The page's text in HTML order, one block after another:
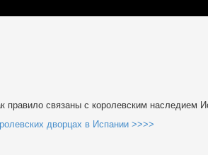
правило связаны с королевским наследием
дворцах в Испании >>>>